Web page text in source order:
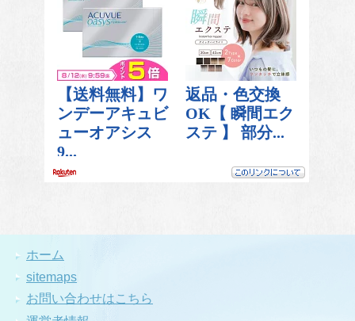
ホーム
sitemaps
お問い合わせはこちら